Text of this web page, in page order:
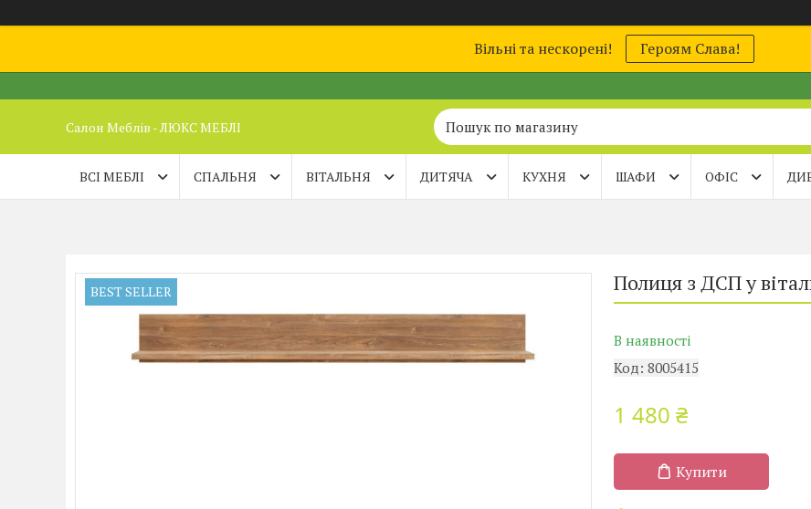
Вільні та нескорені! Героям Слава!
Салон Меблів - ЛЮКС МЕБЛІ
ВСІ МЕБЛІ СПАЛЬНЯ ВІТАЛЬНЯ ДИТЯЧА КУХНЯ ШАФИ ОФІС
BEST SELLER Полиця з ДСП у
В наявності
Код: 8005415
1 480 ₴
Купити